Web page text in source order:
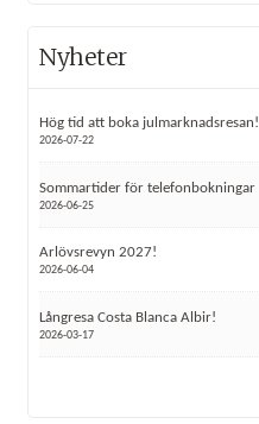
Nyheter
Hög tid att boka julmarknadsresan!
2026-07-22
Sommartider för telefonbokningar
2026-06-25
Arlövsrevyn 2027!
2026-06-04
Långresa Costa Blanca Albir!
2026-03-17